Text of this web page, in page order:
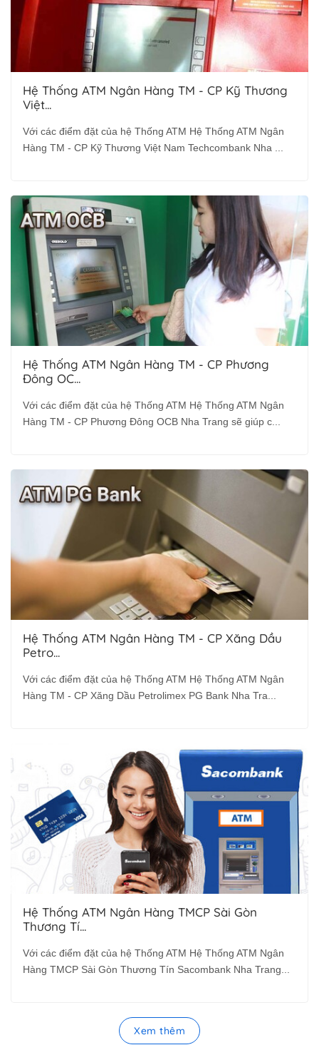
Hệ Thống ATM Ngân Hàng TM - CP Kỹ Thương
Việt...
Với các điểm đặt của hệ Thống ATM Hệ Thống ATM Ngân
Hàng TM - CP Kỹ Thương Việt Nam Techcombank Nha ...
Hệ Thống ATM Ngân Hàng TM - CP Phương
Đông OC...
Với các điểm đặt của hệ Thống ATM Hệ Thống ATM Ngân
Hàng TM - CP Phương Đông OCB Nha Trang sẽ giúp c...
Hệ Thống ATM Ngân Hàng TM - CP Xăng Dầu
Petro...
Với các điểm đặt của hệ Thống ATM Hệ Thống ATM Ngân
Hàng TM - CP Xăng Dầu Petrolimex PG Bank Nha Tra...
Hệ Thống ATM Ngân Hàng TMCP Sài Gòn
Thương Tí...
Với các điểm đặt của hệ Thống ATM Hệ Thống ATM Ngân
Hàng TMCP Sài Gòn Thương Tín Sacombank Nha Trang...
Xem thêm